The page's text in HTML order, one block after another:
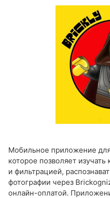
Мобильное приложение
которое позволяет
и фильтрацией,
фотографии через
онлайн-оплатой.